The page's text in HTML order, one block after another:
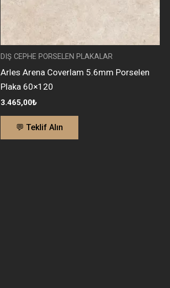
DIŞ CEPHE PORSELEN PLAKALAR
Arles Arena Coverlam 5.6mm Porselen
Plaka 60×120
3.465,00₺
💬 Teklif Alın